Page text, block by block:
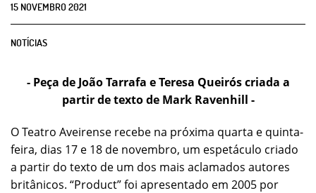
15 NOVEMBRO2021
NOTÍCIAS
- Peça de João Tarrafa e Teresa Queirós criada a
partir de texto de Mark Ravenhill -
O Teatro Aveirense recebe na próxima quarta e quinta-
feira, dias 17 e 18 de novembro, um espetáculo criado
a partir do texto de um dos mais aclamados autores
britânicos. “Product” foi apresentado em 2005 por